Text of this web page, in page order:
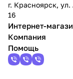
г. Красноярск,
16
Интернет-
Компания
Помощь